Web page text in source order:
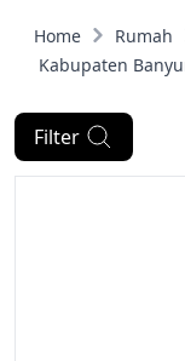
Home Rumah
Kabupaten
Filter